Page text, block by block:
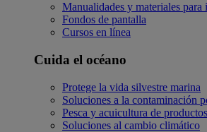
Manualidades y materiales
Fondos de pantalla
Cursos en línea
Cuida el océano
Protege la vida silvestre marina
Soluciones a la contaminación
Pesca y acuicultura de
Soluciones al cambio climático